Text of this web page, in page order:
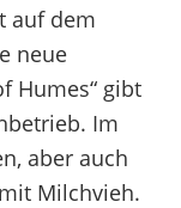
auf dem
neue
Humes“ gibt
Im
aber auch
Milchvieh.